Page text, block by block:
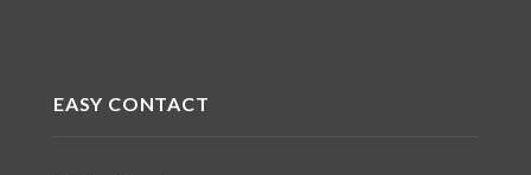
EASY CONTACT